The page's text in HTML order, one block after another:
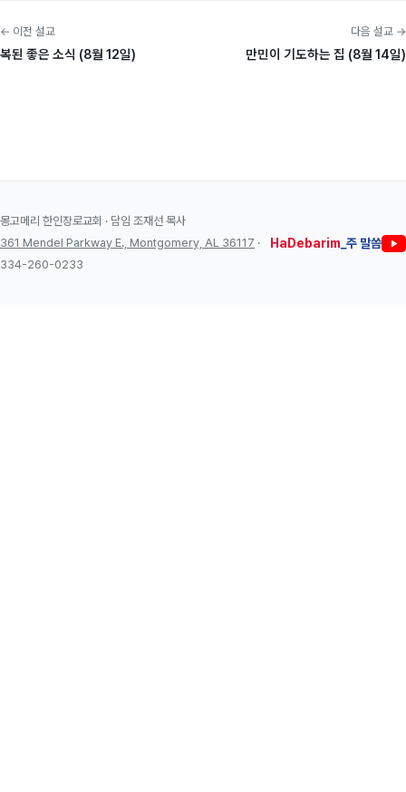
← 이전 설교
복된 좋은 소식 (8월 12일)
다음 설교 →
만민이 기도하는 집 (8월 14일)
몽고메리 한인장로교회 · 담임 조재선 목사
361 Mendel Parkway E., Montgomery, AL 36117 ·
334-260-0233
HaDebarim _주 말씀